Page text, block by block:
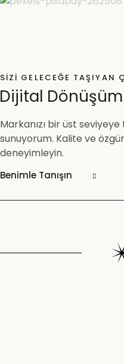
SIZI GELECEĞE TAŞIYAN
Dijital Dönüşüm
Markanızı bir üst
sunuyorum. Kalite ve
deneyimleyin.
Benimle Tanışın